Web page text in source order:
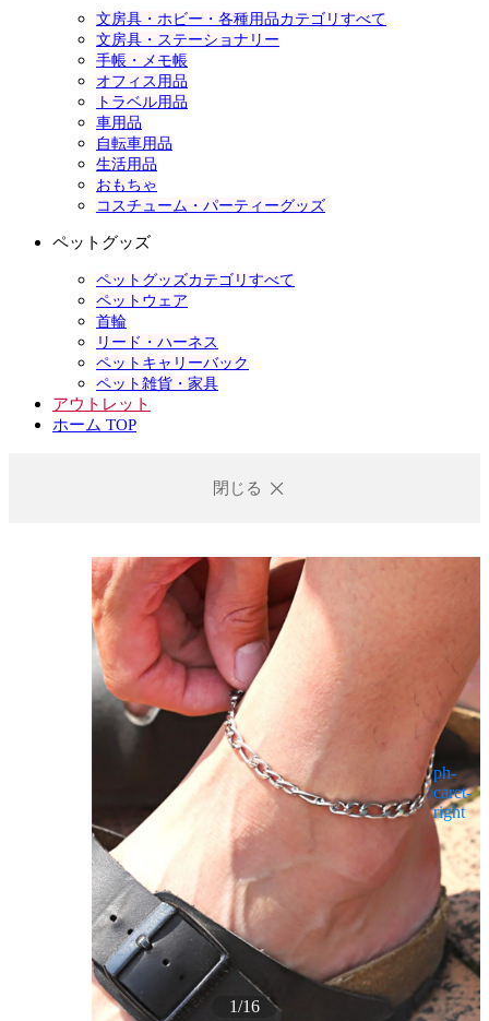
文房具・ホビー・各種用品カテゴリすべて
文房具・ステーショナリー
手帳・メモ帳
オフィス用品
トラベル用品
車用品
自転車用品
生活用品
おもちゃ
コスチューム・パーティーグッズ
ペットグッズ
ペットグッズカテゴリすべて
ペットウェア
首輪
リード・ハーネス
ペットキャリーバック
ペット雑貨・家具
アウトレット
ホーム TOP
閉じる
1/16